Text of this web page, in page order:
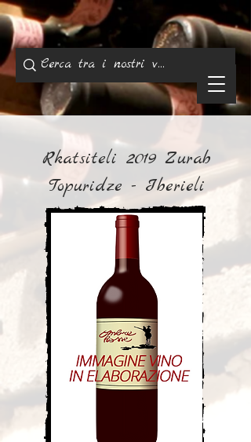
Rkatsiteli 2019 Zurab
Topuridze - Iberieli